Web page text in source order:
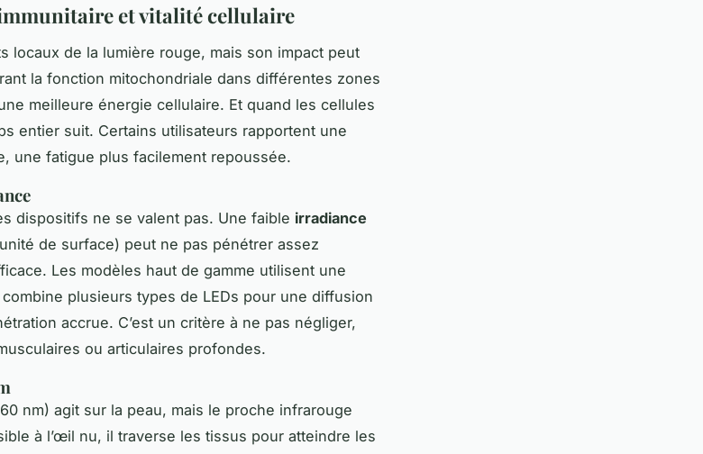
et vitalité cellulaire
locaux de la lumière rouge, mais son impact peut
la fonction mitochondriale dans différentes zones
meilleure énergie cellulaire. Et quand les cellules
entier suit. Certains utilisateurs rapportent une
une fatigue plus facilement repoussée.
dispositifs ne se valent pas. Une faible irradiance
de surface) peut ne pas pénétrer assez
Les modèles haut de gamme utilisent une
plusieurs types de LEDs pour une diffusion
accrue. C’est un critère à ne pas négliger,
ou articulaires profondes.
nm) agit sur la peau, mais le proche infrarouge
à l’œil nu, il traverse les tissus pour atteindre les